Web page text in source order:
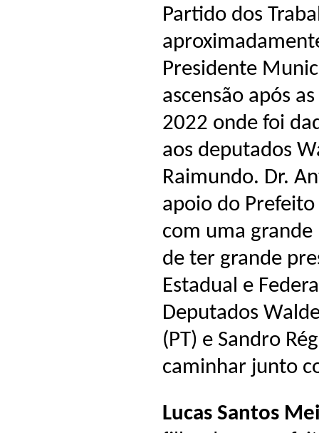
Partido dos
Presidente
ascensão após
2022 onde foi
aos deputados
Raimundo. Dr.
apoio do
com uma
de ter grande
Estadual e
Deputados
(PT) e Sandro
caminhar junto
Lucas Santos